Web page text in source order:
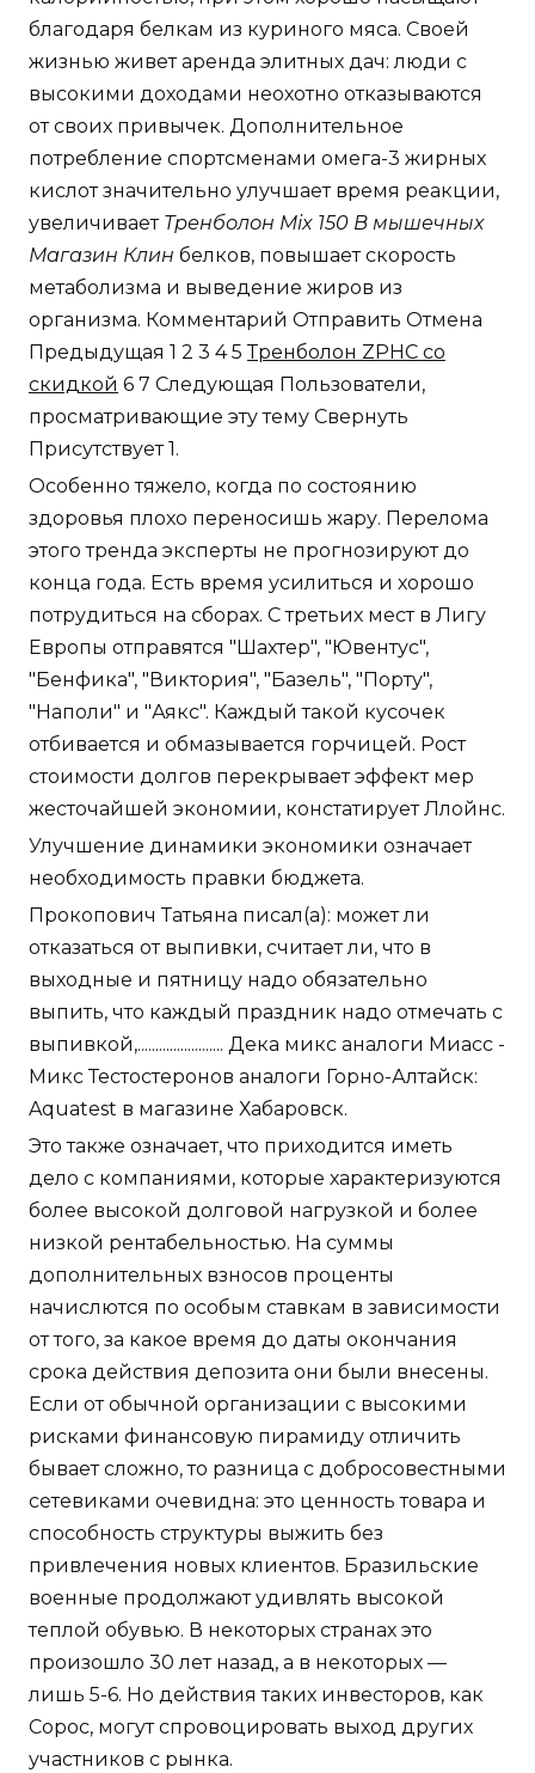
благодаря белкам из куриного мяса. Своей
жизнью живет аренда элитных дач: люди с
высокими доходами неохотно отказываются
от своих привычек. Дополнительное
потребление спортсменами омега-3 жирных
кислот значительно улучшает время реакции,
увеличивает Тренболон Mix 150 В мышечных
Магазин Клин белков, повышает скорость
метаболизма и выведение жиров из
организма. Комментарий Отправить Отмена
Предыдущая 1 2 3 4 5Тренболон ZPHC со
скидкой 6 7 Следующая Пользователи,
просматривающие эту тему Свернуть
Присутствует 1.
Особенно тяжело, когда по состоянию
здоровья плохо переносишь жару. Перелома
этого тренда эксперты не прогнозируют до
конца года. Есть время усилиться и хорошо
потрудиться на сборах. С третьих мест в Лигу
Европы отправятся "Шахтер", "Ювентус",
"Бенфика", "Виктория", "Базель", "Порту",
"Наполи" и "Аякс". Каждый такой кусочек
отбивается и обмазывается горчицей. Рост
стоимости долгов перекрывает эффект мер
жесточайшей экономии, констатирует Ллойнс.
Улучшение динамики экономики означает
необходимость правки бюджета.
Прокопович Татьяна писал(а): может ли
отказаться от выпивки, считает ли, что в
выходные и пятницу надо обязательно
выпить, что каждый праздник надо отмечать с
выпивкой,........................ Дека микс аналоги Миасс -
Микс Тестостеронов аналоги Горно-Алтайск:
Aquatest в магазине Хабаровск.
Это также означает, что приходится иметь
дело с компаниями, которые характеризуются
более высокой долговой нагрузкой и более
низкой рентабельностью. На суммы
дополнительных взносов проценты
начислются по особым ставкам в зависимости
от того, за какое время до даты окончания
срока действия депозита они были внесены.
Если от обычной организации с высокими
рисками финансовую пирамиду отличить
бывает сложно, то разница с добросовестными
сетевиками очевидна: это ценность товара и
способность структуры выжить без
привлечения новых клиентов. Бразильские
военные продолжают удивлять высокой
теплой обувью. В некоторых странах это
произошло 30 лет назад, а в некоторых —
лишь 5-6. Но действия таких инвесторов, как
Сорос, могут спровоцировать выход других
участников с рынка.